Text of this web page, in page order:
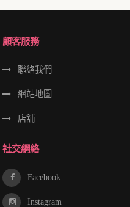
顧客服務
聯絡我們
網站地圖
店舖
社交網絡
Facebook
Instagram